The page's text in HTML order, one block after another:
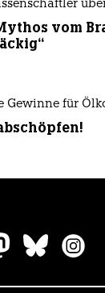
vom
Gewinne für